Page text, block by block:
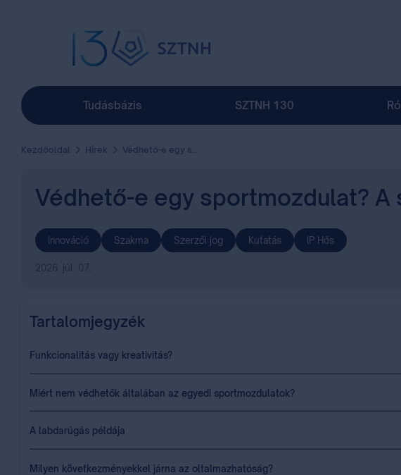
Tudásbázis SZTNH 130
Kezdőoldal Hírek Védhető-e egy sportmozdulat? A szerzői jog határai a sport világában
Védhető-e egy sportmozdulat?
Innováció Szakma Szerzői jog Kutatás IP Hős
2026. júl. 07.
Tartalomjegyzék
Funkcionalitás vagy kreativitás?
Miért nem védhetők általában az egyedi sportmozdulatok?
A labdarúgás példája
Milyen következményekkel járna az oltalmazhatóság?